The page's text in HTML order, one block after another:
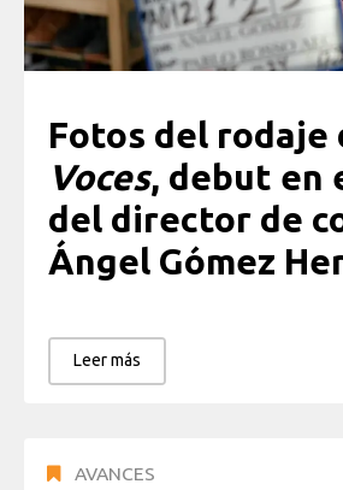
Fotos del rodaje
Voces, debut en
del director de
Ángel Gómez
Leer más
AVANCES